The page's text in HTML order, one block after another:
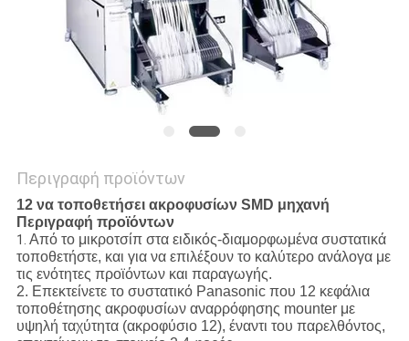
POLICY
Περιγραφή προϊόντων
12 να τοποθετήσει ακροφυσίων SMD μηχανή
Περιγραφή προϊόντων
1. Από το μικροτσίπ στα ειδικός-διαμορφωμένα συστατικά
τοποθετήστε, και για να επιλέξουν το καλύτερο ανάλογα με
τις ενότητες προϊόντων και παραγωγής.
2. Επεκτείνετε το συστατικό Panasonic που 12 κεφάλια
τοποθέτησης ακροφυσίων αναρρόφησης mounter με
υψηλή ταχύτητα (ακροφύσιο 12), έναντι του παρελθόντος,